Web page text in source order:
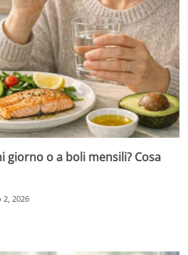
giorno o a boli mensili? Cosa
2, 2026